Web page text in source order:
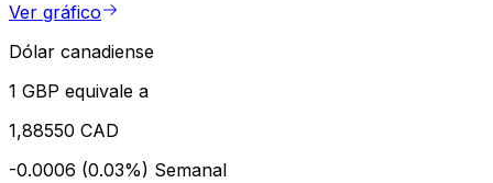
Ver gráfico
Dólar canadiense
1 GBP equivale a
1,88550 CAD
-0.0006 (0.03%) Semanal